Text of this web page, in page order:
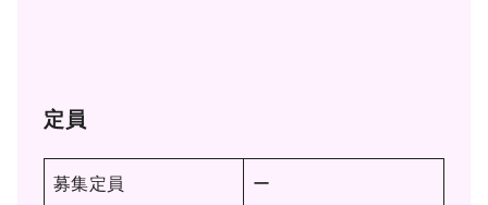
定員
募集定員
ー